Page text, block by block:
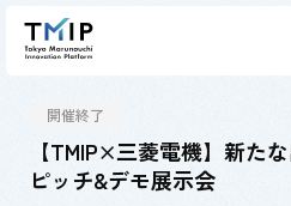
開催終了
【TMIP×三菱電機】新た
ピッチ&デモ展示会